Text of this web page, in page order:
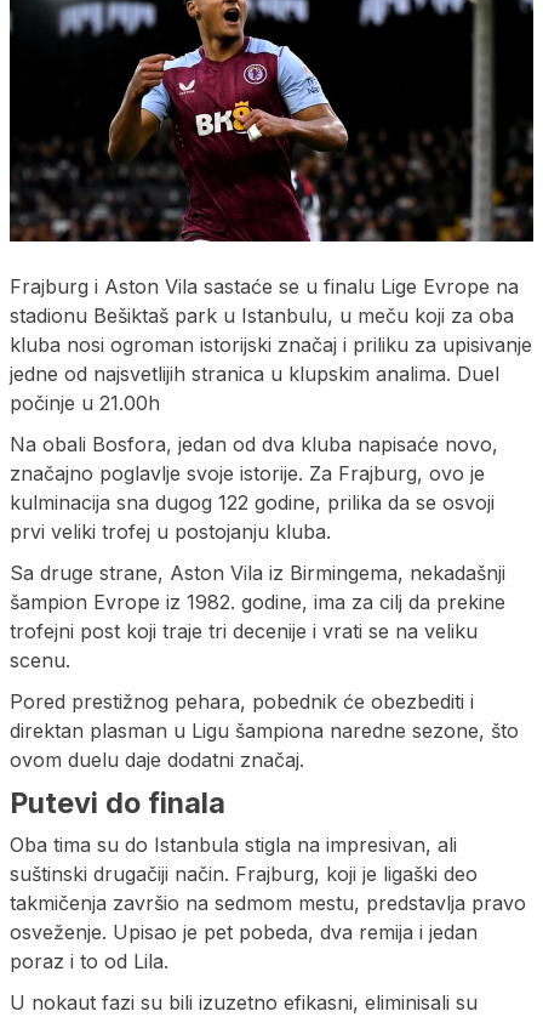
Frajburg i Aston Vila sastaće se u finalu Lige Evrope na
stadionu Bešiktaš park u Istanbulu, u meču koji za oba
kluba nosi ogroman istorijski značaj i priliku za upisivanje
jedne od najsvetlijih stranica u klupskim analima. Duel
počinje u 21.00h
Na obali Bosfora, jedan od dva kluba napisaće novo,
značajno poglavlje svoje istorije. Za Frajburg, ovo je
kulminacija sna dugog 122 godine, prilika da se osvoji
prvi veliki trofej u postojanju kluba.
Sa druge strane, Aston Vila iz Birmingema, nekadašnji
šampion Evrope iz 1982. godine, ima za cilj da prekine
trofejni post koji traje tri decenije i vrati se na veliku
scenu.
Pored prestižnog pehara, pobednik će obezbediti i
direktan plasman u Ligu šampiona naredne sezone, što
ovom duelu daje dodatni značaj.
Putevi do finala
Oba tima su do Istanbula stigla na impresivan, ali
suštinski drugačiji način. Frajburg, koji je ligaški deo
takmičenja završio na sedmom mestu, predstavlja pravo
osveženje. Upisao je pet pobeda, dva remija i jedan
poraz i to od Lila.
U nokaut fazi su bili izuzetno efikasni, eliminisali su